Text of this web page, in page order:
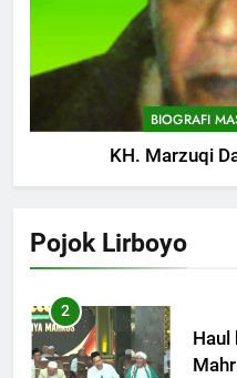
BIOGRAFI
KH. Marzuqi
Pojok Lirboyo
Haul
Haul
3